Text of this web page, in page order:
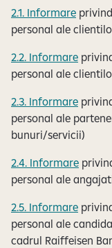
2.1. Informare
personal ale
2.2. Informare
personal ale
2.3. Informare
personal ale
bunuri/servicii)
2.4. Informare
personal ale
2.5. Informare
personal ale
cadrul Raiffeisen